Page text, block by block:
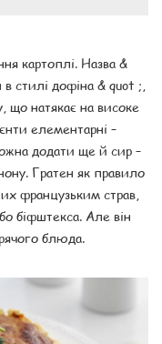
картоплі. Назва &
в стилі дофіна & quot ;,
що натякає на високе
елементарні –
додати ще й сир –
Гратен як правило
французьким страв,
біфштекса. Але він
блюда.